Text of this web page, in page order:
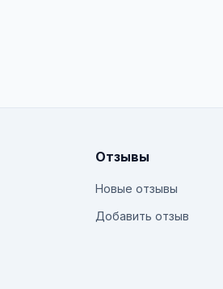
Отзывы
Новые отзывы
Добавить отзыв